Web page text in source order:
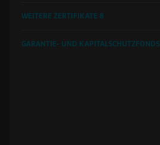
WEITERE ZERTIFIKATE 8
GARANTIE- UND KAPITALSCHUTZFONDS